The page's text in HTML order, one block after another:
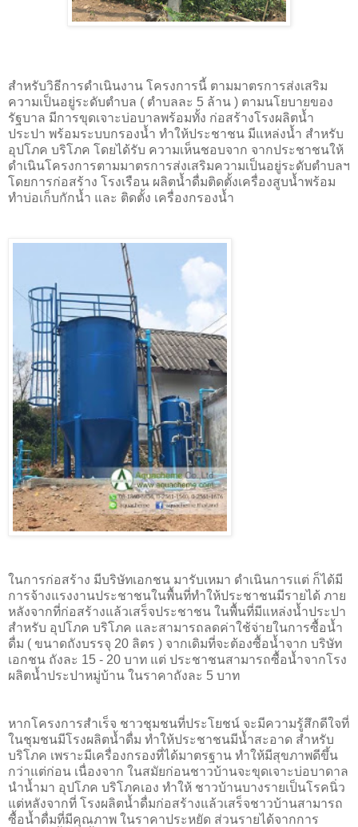
สำหรับวิธีการดำเนินงาน โครงการนี้ ตามมาตรการส่งเสริม
ความเป็นอยู่ระดับตำบล ( ตำบลละ 5 ล้าน ) ตามนโยบายของ
รัฐบาล มีการขุดเจาะบ่อบาลพร้อมทั้ง ก่อสร้างโรงผลิตน้ำ
ประปา พร้อมระบบกรองน้ำ ทำให้ประชาชน มีแหล่งน้ำ สำหรับ
อุปโภค บริโภค โดยได้รับ ความเห็นชอบจาก จากประชาชนให้
ดำเนินโครงการตามมาตรการส่งเสริมความเป็นอยู่ระดับตำบลฯ
โดยการก่อสร้าง โรงเรือน ผลิตน้ำดื่มติดตั้งเครื่องสูบน้ำพร้อม
ทำบ่อเก็บกักน้ำ และ ติดตั้ง เครื่องกรองน้ำ
ในการก่อสร้าง มีบริษัทเอกชน มารับเหมา ดำเนินการแต่ ก็ได้มี
การจ้างแรงงานประชาชนในพื้นที่ทำให้ประชาชนมีรายได้ ภาย
หลังจากที่ก่อสร้างแล้วเสร็จประชาชน ในพื้นที่มีแหล่งน้ำประปา
สำหรับ อุปโภค บริโภค และสามารถลดค่าใช้จ่ายในการซื้อน้ำ
ดื่ม ( ขนาดถังบรรจุ 20 ลิตร ) จากเดิมที่จะต้องซื้อน้ำจาก บริษัท
เอกชน ถังละ 15 - 20 บาท แต่ ประชาชนสามารถซื้อน้ำจากโรง
ผลิตน้ำประปาหมู่บ้าน ในราคาถังละ 5 บาท
หากโครงการสำเร็จ ชาวชุมชนที่ประโยชน์ จะมีความรู้สึกดีใจที่
ในชุมชนมีโรงผลิตน้ำดื่ม ทำให้ประชาชนมีน้ำสะอาด สำหรับ
บริโภค เพราะมีเครื่องกรองที่ได้มาตรฐาน ทำให้มีสุขภาพดีขึ้น
กว่าแต่ก่อน เนื่องจาก ในสมัยก่อนชาวบ้านจะขุดเจาะบ่อบาดาล
นำน้ำมา อุปโภค บริโภคเอง ทำให้ ชาวบ้านบางรายเป็นโรคนิ่ว
แต่หลังจากที่ โรงผลิตน้ำดื่มก่อสร้างแล้วเสร็จชาวบ้านสามารถ
ซื้อน้ำดื่มที่มีคุณภาพ ในราคาประหยัด ส่วนรายได้จากการ